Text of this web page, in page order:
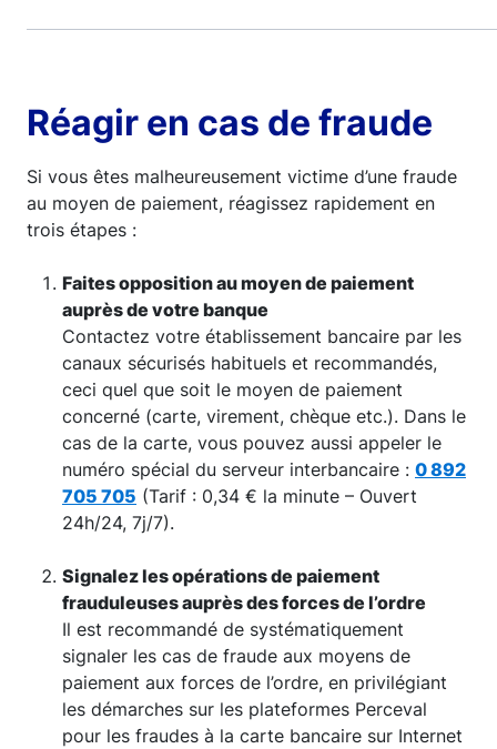
Réagir en cas de fraude
Si vous êtes malheureusement victime d’une fraude
au moyen de paiement, réagissez rapidement en
trois étapes :
Faites opposition au moyen de paiement
auprès de votre banque
Contactez votre établissement bancaire par les
canaux sécurisés habituels et recommandés,
ceci quel que soit le moyen de paiement
concerné (carte, virement, chèque etc.). Dans le
cas de la carte, vous pouvez aussi appeler le
numéro spécial du serveur interbancaire : 0 892
705 705 (Tarif : 0,34 € la minute – Ouvert
24h/24, 7j/7).
Signalez les opérations de paiement
frauduleuses auprès des forces de l’ordre
Il est recommandé de systématiquement
signaler les cas de fraude aux moyens de
paiement aux forces de l’ordre, en privilégiant
les démarches sur les plateformes Perceval
pour les fraudes à la carte bancaire sur Internet